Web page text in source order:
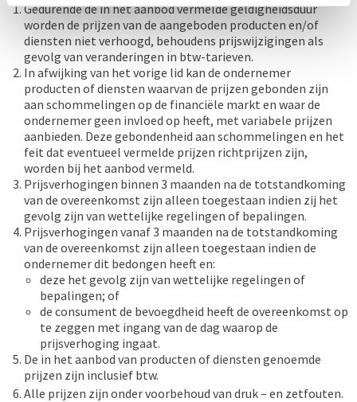
Gedurende de in het aanbod vermelde geldigheidsduur
worden de prijzen van de aangeboden producten en/of
diensten niet verhoogd, behoudens prijswijzigingen als
gevolg van veranderingen in btw-tarieven.
In afwijking van het vorige lid kan de ondernemer
producten of diensten waarvan de prijzen gebonden zijn
aan schommelingen op de financiële markt en waar de
ondernemer geen invloed op heeft, met variabele prijzen
aanbieden. Deze gebondenheid aan schommelingen en het
feit dat eventueel vermelde prijzen richtprijzen zijn,
worden bij het aanbod vermeld.
Prijsverhogingen binnen 3 maanden na de totstandkoming
van de overeenkomst zijn alleen toegestaan indien zij het
gevolg zijn van wettelijke regelingen of bepalingen.
Prijsverhogingen vanaf 3 maanden na de totstandkoming
van de overeenkomst zijn alleen toegestaan indien de
ondernemer dit bedongen heeft en:
deze het gevolg zijn van wettelijke regelingen of
bepalingen; of
de consument de bevoegdheid heeft de overeenkomst op
te zeggen met ingang van de dag waarop de
prijsverhoging ingaat.
De in het aanbod van producten of diensten genoemde
prijzen zijn inclusief btw.
Alle prijzen zijn onder voorbehoud van druk – en zetfouten.